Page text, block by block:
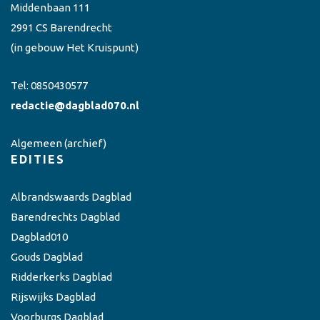
Middenbaan 111
2991 CS Barendrecht
(in gebouw Het Kruispunt)
Tel: 0850430577
redactie@dagblad070.nl
Algemeen(archief)
EDITIES
Albrandswaards Dagblad
Barendrechts Dagblad
Dagblad010
Gouds Dagblad
Ridderkerks Dagblad
Rijswijks Dagblad
Voorburgs Dagblad